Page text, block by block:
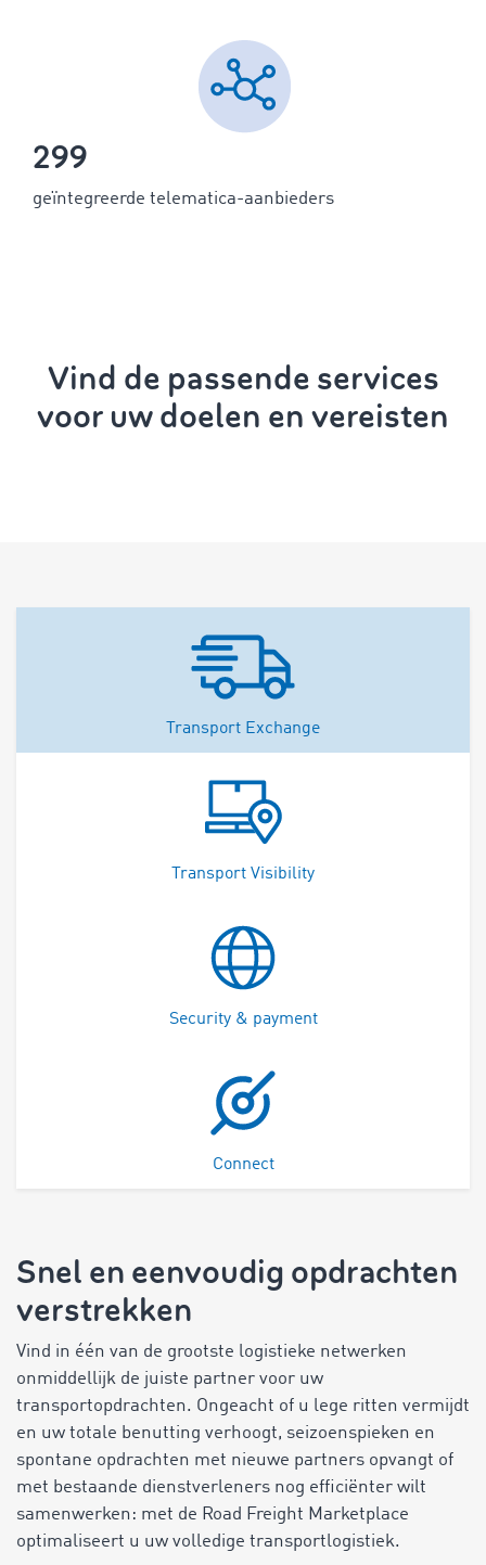
299
geïntegreerde telematica-aanbieders
Vind de passende services
voor uw doelen en vereisten
Transport Exchange
Transport Visibility
Security & payment
Connect
Snel en eenvoudig opdrachten
verstrekken
Vind in één van de grootste logistieke netwerken
onmiddellijk de juiste partner voor uw
transportopdrachten. Ongeacht of u lege ritten vermijdt
en uw totale benutting verhoogt, seizoenspieken en
spontane opdrachten met nieuwe partners opvangt of
met bestaande dienstverleners nog efficiënter wilt
samenwerken: met de Road Freight Marketplace
optimaliseert u uw volledige transportlogistiek.